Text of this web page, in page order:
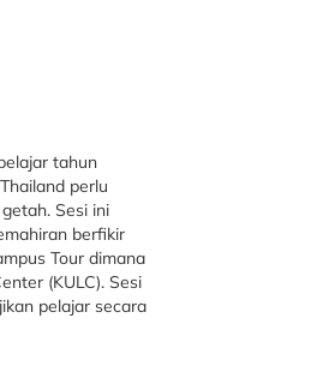
tahun
perlu
Sesi ini
berfikir
Tour dimana
(KULC). Sesi
pelajar secara